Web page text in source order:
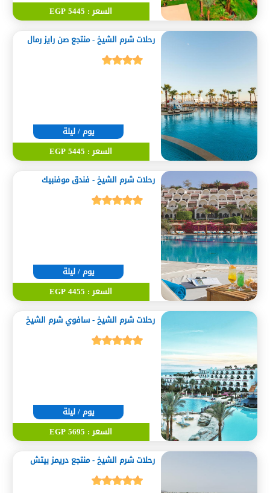
السعر : 5445 EGP
رحلات شرم الشيخ - منتجع صن رايز رمال
يوم / ليلة
السعر : 5445 EGP
رحلات شرم الشيخ - فندق موفنبيك
يوم / ليلة
السعر : 4455 EGP
رحلات شرم الشيخ - سافوي شرم الشيخ
يوم / ليلة
السعر : 5695 EGP
رحلات شرم الشيخ - منتجع دريمز بيتش